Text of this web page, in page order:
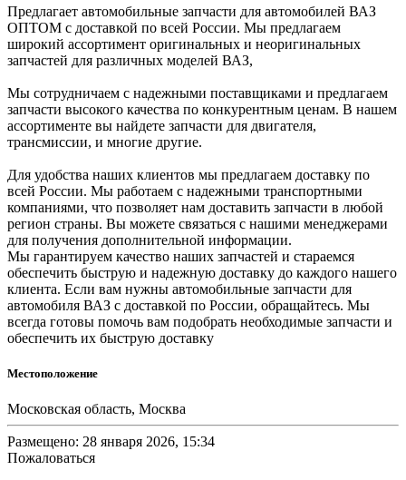
Предлагает автомобильные запчасти для автомобилей ВАЗ
ОПТОМ с доставкой по всей России. Мы предлагаем
широкий ассортимент оригинальных и неоригинальных
запчастей для различных моделей ВАЗ,
Мы сотрудничаем с надежными поставщиками и предлагаем
запчасти высокого качества по конкурентным ценам. В нашем
ассортименте вы найдете запчасти для двигателя,
трансмиссии, и многие другие.
Для удобства наших клиентов мы предлагаем доставку по
всей России. Мы работаем с надежными транспортными
компаниями, что позволяет нам доставить запчасти в любой
регион страны. Вы можете связаться с нашими менеджерами
для получения дополнительной информации.
Мы гарантируем качество наших запчастей и стараемся
обеспечить быструю и надежную доставку до каждого нашего
клиента. Если вам нужны автомобильные запчасти для
автомобиля ВАЗ с доставкой по России, обращайтесь. Мы
всегда готовы помочь вам подобрать необходимые запчасти и
обеспечить их быструю доставку
Местоположение
Московская область, Москва
Размещено: 28 января 2026, 15:34
Пожаловаться